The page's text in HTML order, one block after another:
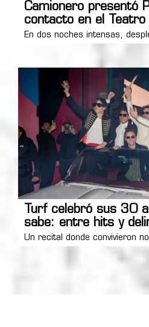
Camionero presentó
contacto en el Teatro
En dos noches intensas,
Turf celebró sus 30
sabe: entre hits y
Un recital donde convivieron